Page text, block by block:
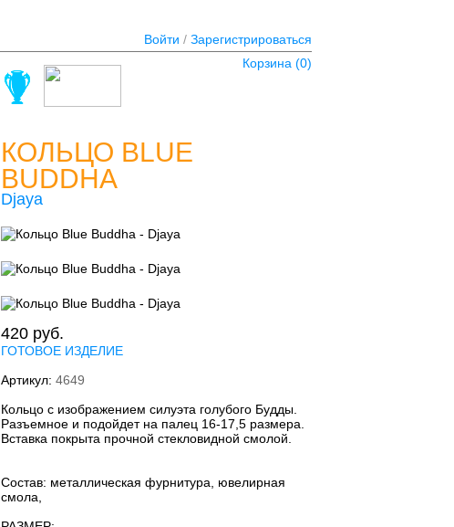
Войти / Зарегистрироваться
Корзина (0)
КОЛЬЦО BLUE
BUDDHA
Djaya
420руб.
ГОТОВОЕ ИЗДЕЛИЕ
Артикул: 4649
Кольцо с изображением силуэта голубого Будды.
Разъемное и подойдет на палец 16-17,5 размера.
Вставка покрыта прочной стекловидной смолой.
Состав: металлическая фурнитура, ювелирная
смола,